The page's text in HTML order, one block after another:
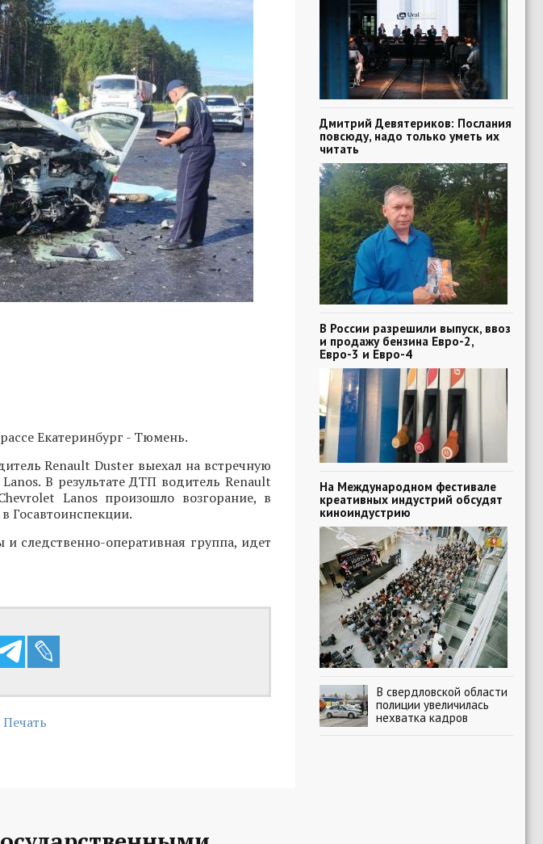
Екатеринбург - Тюмень.
Renault Duster выехал на встречную
В результате ДТП водитель Renault
Lanos произошло возгорание, в
Госавтоинспекции.
следственно-оперативная группа, идет
Печать
Дмитрий Девятериков: Послания
повсюду, надо только уметь их
читать
В России разрешили выпуск, ввоз
и продажу бензина Евро-2,
Евро-3 и Евро-4
На Международном фестивале
креативных индустрий обсудят
киноиндустрию
В свердловской области
полиции увеличилась
нехватка кадров